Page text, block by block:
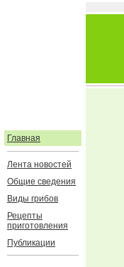
Главная
Лента новостей
Общие сведения
Виды грибов
Рецепты
приготовления
Публикации